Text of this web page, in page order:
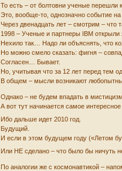
То есть – от болтовни ученые
Это, вообще-то, однозначно событие на
Через двенадцать лет – смотрим – что
1998 – Ученые и партнеры IBM открыли
Нехило так… Надо ли объяснять, что
Но можно смело сказать: фигня –
Согласен… Бывает.
Но, учитывая что за 12 лет перед тем
В общем – мысли возникают
Однако – не будем впадать в
А вот тут начинается самое интересное
Ибо дальше идет 2010 год.
Будущий.
И если в этом будущем году («Летом
Или НЕ сделано – что было бы ничуть
По аналогии же с космонавтикой –